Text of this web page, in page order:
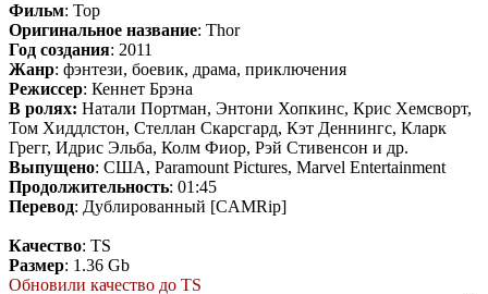
Фильм: Тор
Оригинальное название: Thor
Год создания: 2011
Жанр: фэнтези, боевик, драма, приключения
Режиссер: Кеннет Брэна
В ролях: Натали Портман, Энтони Хопкинс, Крис Хемсворт,
Том Хиддлстон, Стеллан Скарсгард, Кэт Деннингс, Кларк
Грегг, Идрис Эльба, Колм Фиор, Рэй Стивенсон и др.
Выпущено: США, Paramount Pictures, Marvel Entertainment
Продолжительность: 01:45
Перевод: Дублированный [CAMRip]
Качество: TS
Размер: 1.36 Gb
Обновили качество до TS